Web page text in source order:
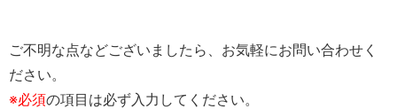
ご不明な点などございましたら、お気軽にお問い合わせく
ださい。
※必須の項目は必ず入力してください。